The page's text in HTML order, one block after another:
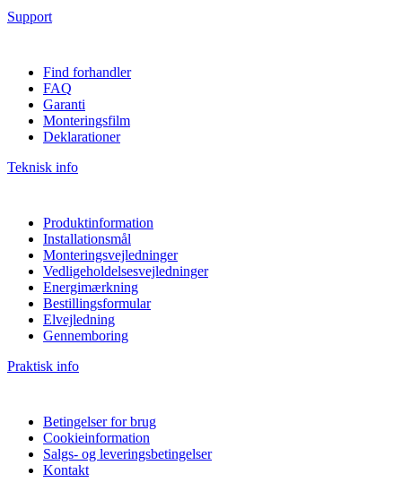
Support
Find forhandler
FAQ
Garanti
Monteringsfilm
Deklarationer
Teknisk info
Produktinformation
Installationsmål
Monteringsvejledninger
Vedligeholdelsesvejledninger
Energimærkning
Bestillingsformular
Elvejledning
Gennemboring
Praktisk info
Betingelser for brug
Cookieinformation
Salgs- og leveringsbetingelser
Kontakt